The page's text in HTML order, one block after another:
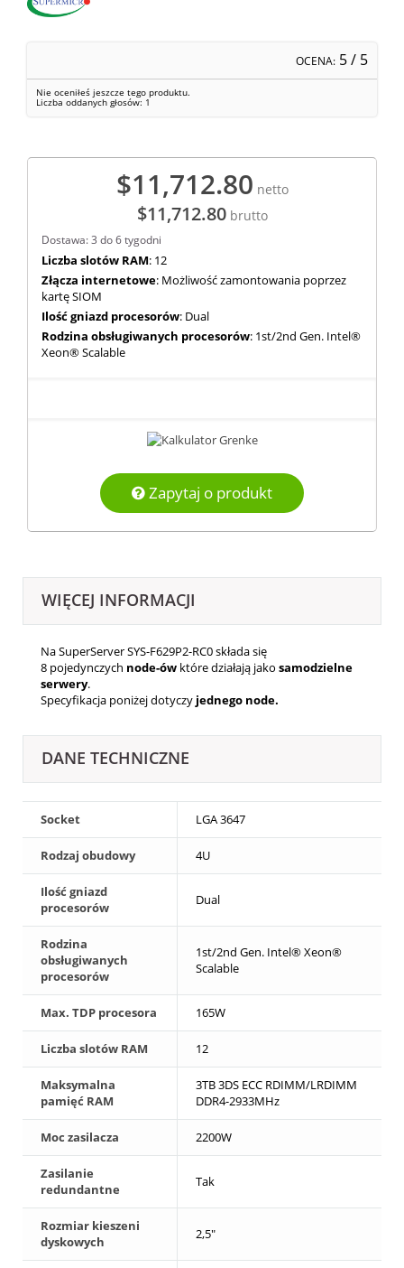
OCENA: 5/ 5
Nie oceniłeś jeszcze tego produktu.
Liczba oddanych głosów: 1
$11,712.80 netto
$11,712.80brutto
Dostawa: 3 do 6 tygodni
Liczba slotów RAM: 12
Złącza internetowe: Możliwość zamontowania poprzez
kartę SIOM
Ilość gniazd procesorów: Dual
Rodzina obsługiwanych procesorów: 1st/2nd Gen. Intel®
Xeon® Scalable
Zapytaj o produkt
WIĘCEJ INFORMACJI
Na SuperServer SYS-F629P2-RC0 składa się
8 pojedynczych node-ów które działają jako samodzielne
serwery.
Specyfikacja poniżej dotyczy jednego node.
DANE TECHNICZNE
Socket LGA 3647
Rodzaj obudowy 4U
Ilość gniazd
procesorów
Dual
Rodzina
obsługiwanych
procesorów
1st/2nd Gen. Intel® Xeon®
Scalable
Max. TDP procesora 165W
Liczba slotów RAM 12
Maksymalna
pamięć RAM
3TB 3DS ECC RDIMM/LRDIMM
DDR4-2933MHz
Moc zasilacza 2200W
Zasilanie
redundantne
Tak
Rozmiar kieszeni
dyskowych
2,5"